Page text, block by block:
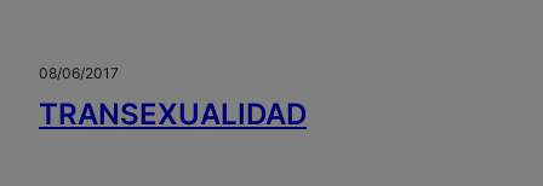
08/06/2017
TRANSEXUALIDAD